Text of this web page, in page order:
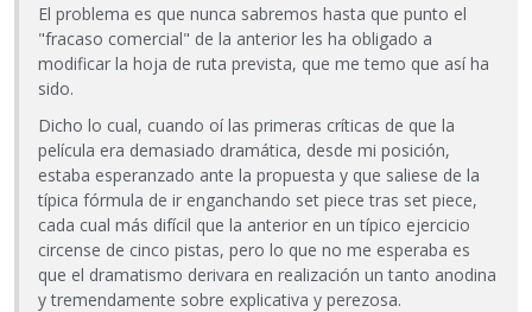
El problema es que nunca sabremos hasta que punto el
"fracaso comercial" de la anterior les ha obligado a
modificar la hoja de ruta prevista, que me temo que así ha
sido.
Dicho lo cual, cuando oí las primeras críticas de que la
película era demasiado dramática, desde mi posición,
estaba esperanzado ante la propuesta y que saliese de la
típica fórmula de ir enganchando set piece tras set piece,
cada cual más difícil que la anterior en un típico ejercicio
circense de cinco pistas, pero lo que no me esperaba es
que el dramatismo derivara en realización un tanto anodina
y tremendamente sobre explicativa y perezosa.